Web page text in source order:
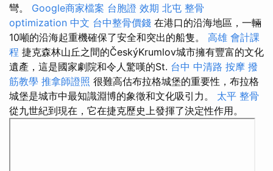
彎。 Google商家檔案 台胞證 效期 北屯 整骨
optimization 中文 台中整骨價錢 在港口的沿海地區，一輛
10噸的沿海起重機確保了安全和突出的船隻。 高雄 會計課
程 捷克森林山丘之間的ČeskýKrumlov城市擁有豐富的文化
遺產，這是國家劇院和令人驚嘆的St. 台中 中清路 按摩 撥
筋教學 推拿師證照 很難高估布拉格城堡的重要性，布拉格
城堡是城市中最知識淵博的象徵和文化吸引力。 太平 整骨
從九世紀到現在，它在捷克歷史上發揮了決定性作用。